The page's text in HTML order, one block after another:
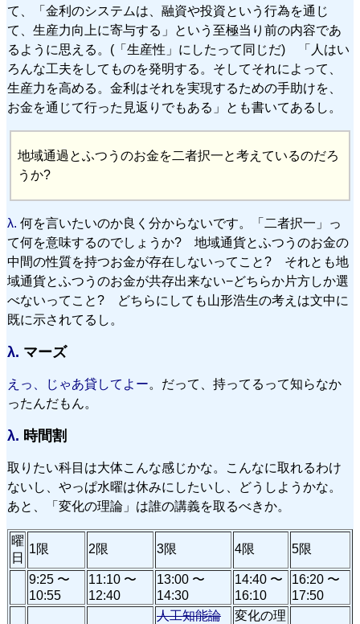
て、「金利のシステムは、融資や投資という行為を通じ
て、生産力向上に寄与する」という至極当り前の内容であ
るように思える。(「生産性」にしたって同じだ) 「人はい
ろんな工夫をしてものを発明する。そしてそれによって、
生産力を高める。金利はそれを実現するための手助けを、
お金を通じて行った見返りでもある」とも書いてあるし。
地域通過とふつうのお金を二者択一と考えているのだろ
うか?
λ. 何を言いたいのか良く分からないです。「二者択一」っ
て何を意味するのでしょうか? 地域通貨とふつうのお金の
中間の性質を持つお金が存在しないってこと? それとも地
域通貨とふつうのお金が共存出来ない−どちらか片方しか選
べないってこと? どちらにしても山形浩生の考えは文中に
既に示されてるし。
λ. マーズ
えっ、じゃあ貸してよー。だって、持ってるって知らなか
ったんだもん。
λ. 時間割
取りたい科目は大体こんな感じかな。こんなに取れるわけ
ないし、やっぱ水曜は休みにしたいし、どうしようかな。
あと、「変化の理論」は誰の講義を取るべきか。
曜
日
1限 2限 3限 4限 5限
9:25 〜
10:55
11:10 〜
12:40
13:00 〜
14:30
14:40 〜
16:10
16:20 〜
17:50
人工知能論
変化の理